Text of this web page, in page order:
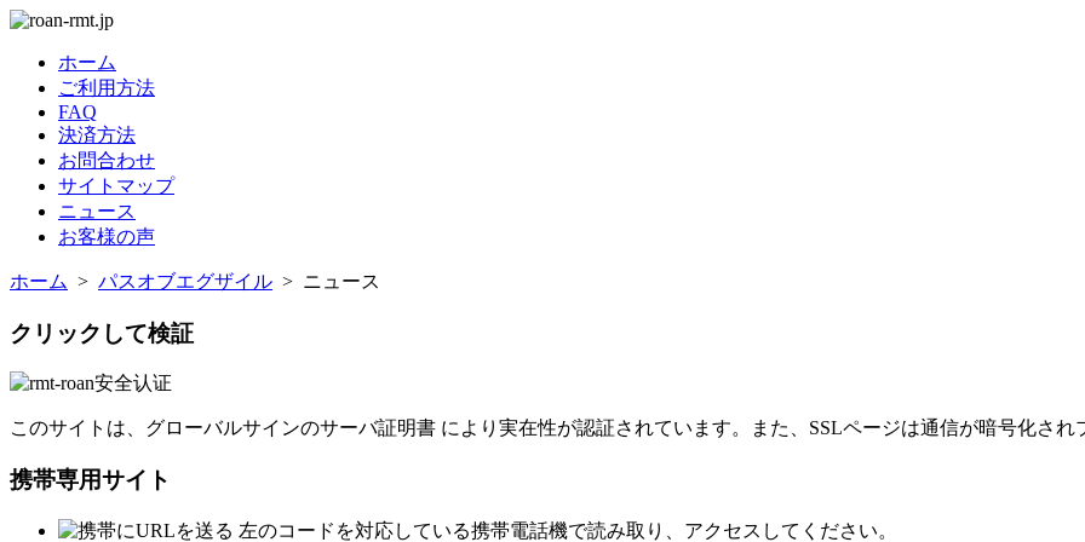
ホーム
ご利用方法
FAQ
決済方法
お問合わせ
サイトマップ
ニュース
お客様の声
ホーム > パスオブエグザイル > ニュース
クリックして検証
このサイトは、グローバルサインのサーバ証明書 により実在性が認証されています。また、SSLページは通信が暗号化され
携帯専用サイト
左のコードを対応している携帯電話機で読み取り、アクセスしてください。